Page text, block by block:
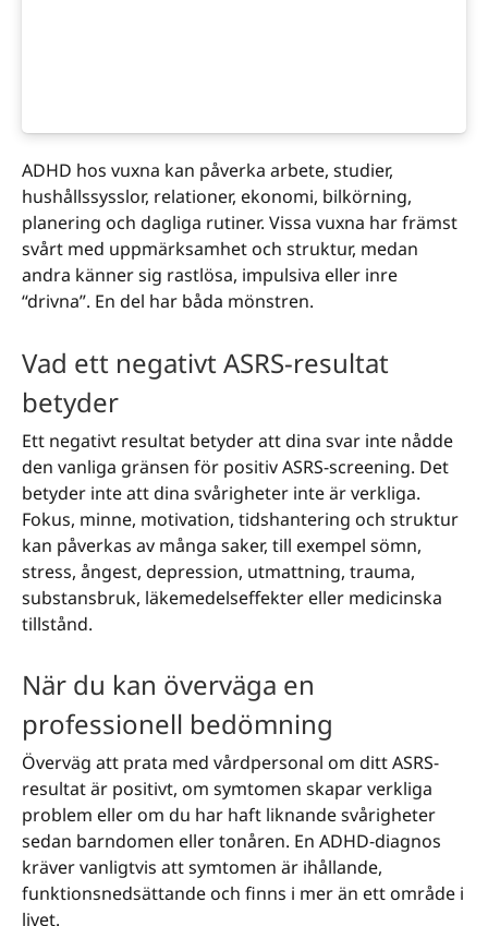
ADHD hos vuxna kan påverka arbete, studier,
hushållssysslor, relationer, ekonomi, bilkörning,
planering och dagliga rutiner. Vissa vuxna har främst
svårt med uppmärksamhet och struktur, medan
andra känner sig rastlösa, impulsiva eller inre
“drivna”. En del har båda mönstren.
Vad ett negativt ASRS-resultat
betyder
Ett negativt resultat betyder att dina svar inte nådde
den vanliga gränsen för positiv ASRS-screening. Det
betyder inte att dina svårigheter inte är verkliga.
Fokus, minne, motivation, tidshantering och struktur
kan påverkas av många saker, till exempel sömn,
stress, ångest, depression, utmattning, trauma,
substansbruk, läkemedelseffekter eller medicinska
tillstånd.
När du kan överväga en
professionell bedömning
Överväg att prata med vårdpersonal om ditt ASRS-
resultat är positivt, om symtomen skapar verkliga
problem eller om du har haft liknande svårigheter
sedan barndomen eller tonåren. En ADHD-diagnos
kräver vanligtvis att symtomen är ihållande,
funktionsnedsättande och finns i mer än ett område i
livet.